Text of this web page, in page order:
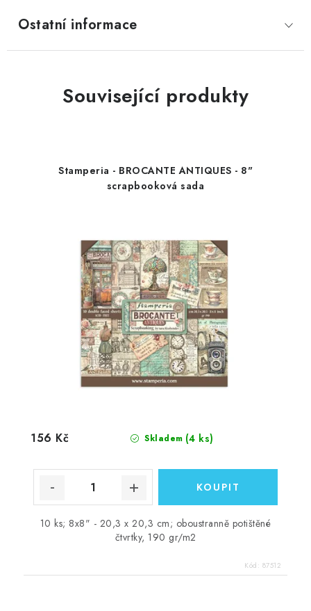
Ostatní informace
Související produkty
Stamperia - BROCANTE ANTIQUES - 8"
scrapbooková sada
Skladem (4 ks)
156 Kč
10 ks; 8x8" - 20,3 x 20,3 cm; oboustranně potištěné
čtvrtky, 190 gr/m2
Kód: 87512